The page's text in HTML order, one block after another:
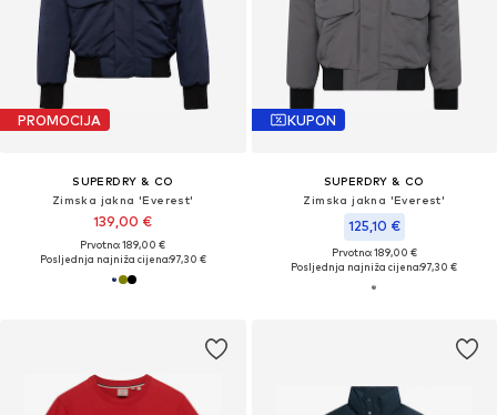
PROMOCIJA
SUPERDRY & CO
Zimska jakna 'Everest'
139,00 €
Prvotno: 189,00 €
Posljednja najniža cijena:97,30 €
KUPON
SUPERDRY & CO
Zimska jakna 'Everest'
125,10 €
Prvotno: 189,00 €
Posljednja najniža cijena:97,30 €